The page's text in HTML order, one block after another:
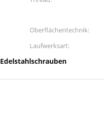
Oberflächentechnik:
Laufwerksart:
Edelstahlschrauben